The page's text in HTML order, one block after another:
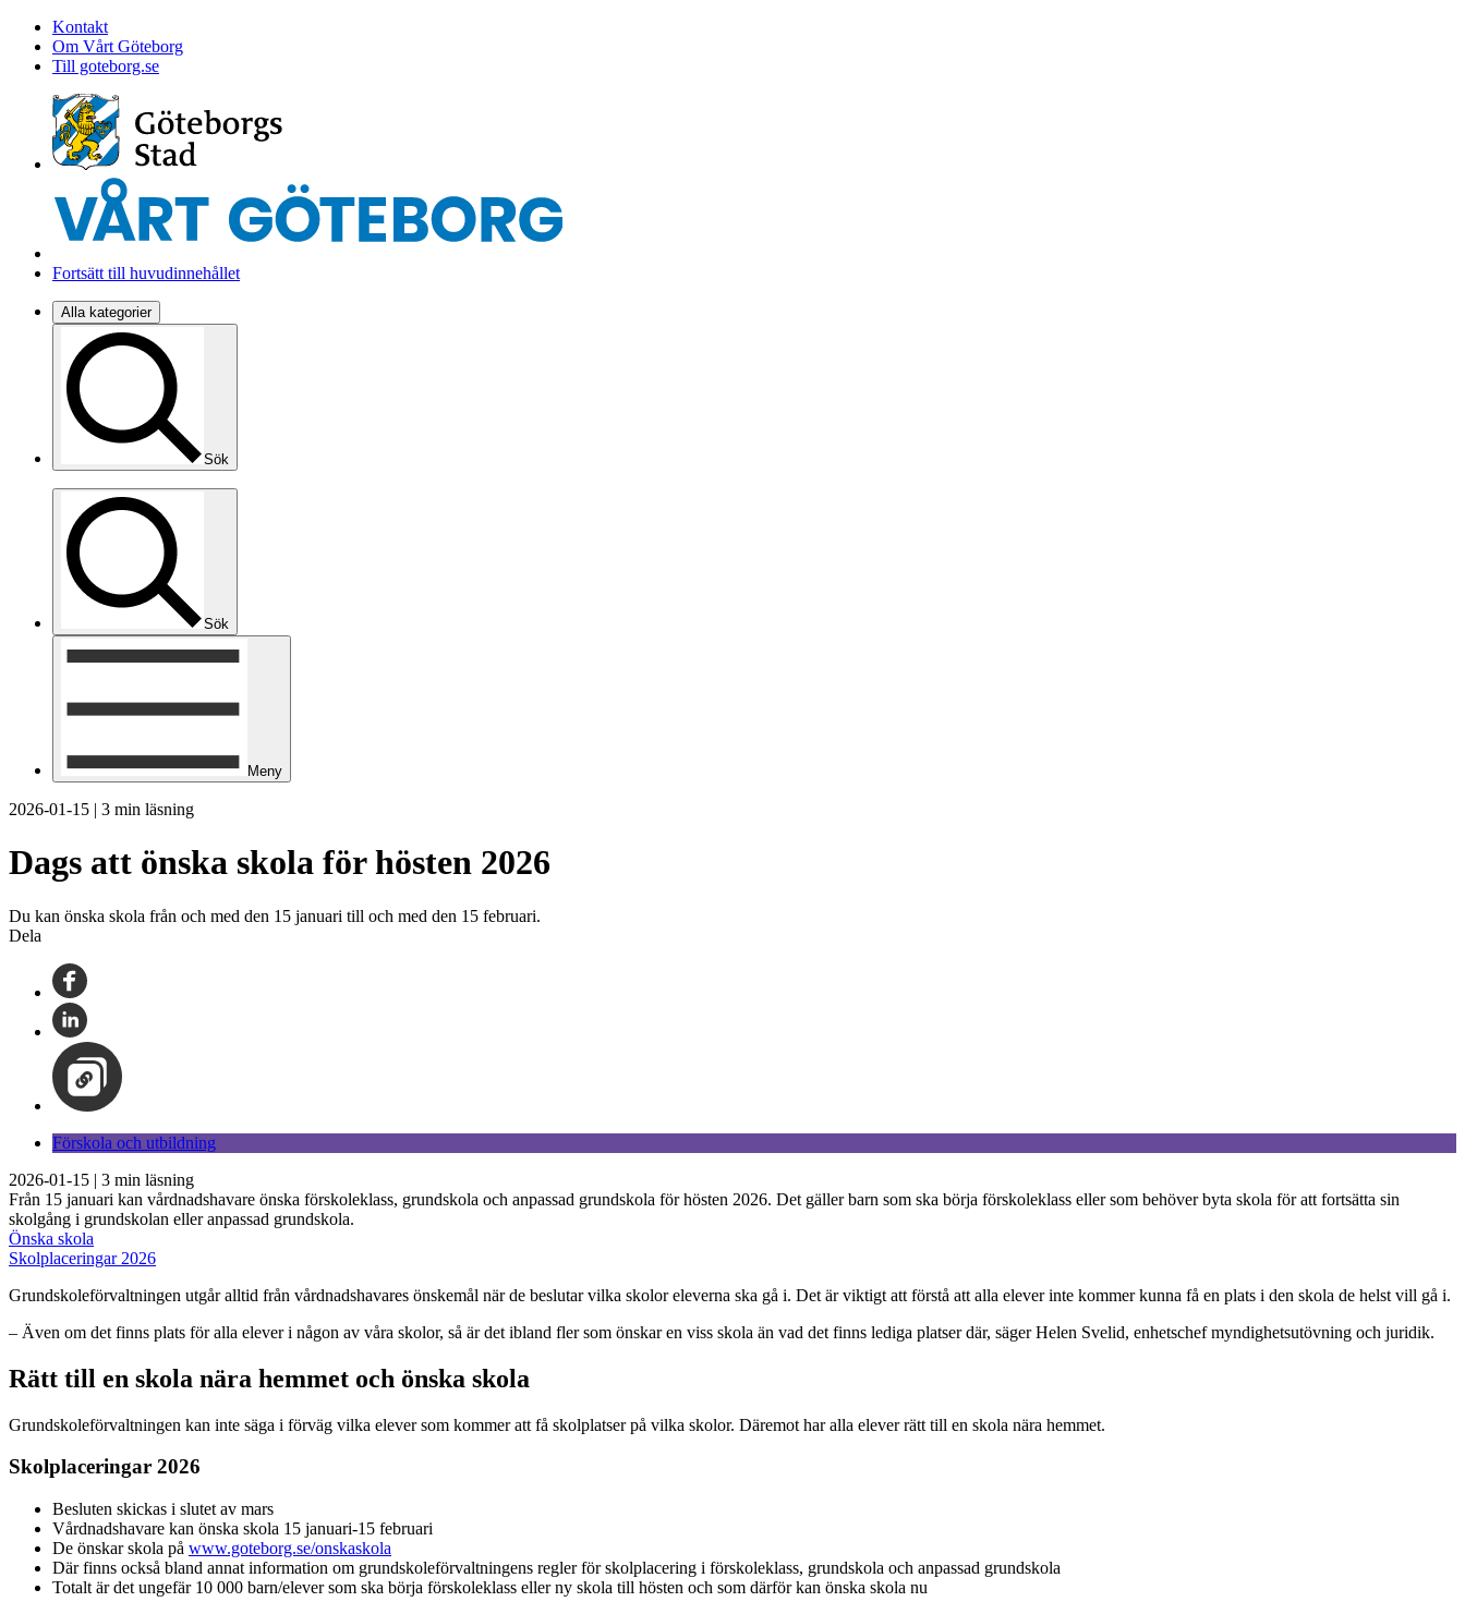
Kontakt
Om Vårt Göteborg
Till goteborg.se
Fortsätt till huvudinnehållet
Alla kategorier
Sök
Sök
Meny
2026-01-15 | 3 min läsning
Dags att önska skola för hösten 2026
Du kan önska skola från och med den 15 januari till och med den 15 februari.
Dela
Förskola och utbildning
2026-01-15 | 3 min läsning
Från 15 januari kan vårdnadshavare önska förskoleklass, grundskola och anpassad grundskola för hösten 2026. Det gäller barn som ska börja förskoleklass eller som behöver byta skola för att fortsätta sin
skolgång i grundskolan eller anpassad grundskola.
Önska skola
Skolplaceringar 2026
Grundskoleförvaltningen utgår alltid från vårdnadshavares önskemål när de beslutar vilka skolor eleverna ska gå i. Det är viktigt att förstå att alla elever inte kommer kunna få en plats i den skola de helst vill gå i.
– Även om det finns plats för alla elever i någon av våra skolor, så är det ibland fler som önskar en viss skola än vad det finns lediga platser där, säger Helen Svelid, enhetschef myndighetsutövning och juridik.
Rätt till en skola nära hemmet och önska skola
Grundskoleförvaltningen kan inte säga i förväg vilka elever som kommer att få skolplatser på vilka skolor. Däremot har alla elever rätt till en skola nära hemmet.
Skolplaceringar 2026
Besluten skickas i slutet av mars
Vårdnadshavare kan önska skola 15 januari-15 februari
De önskar skola på www.goteborg.se/onskaskola
Där finns också bland annat information om grundskoleförvaltningens regler för skolplacering i förskoleklass, grundskola och anpassad grundskola
Totalt är det ungefär 10 000 barn/elever som ska börja förskoleklass eller ny skola till hösten och som därför kan önska skola nu